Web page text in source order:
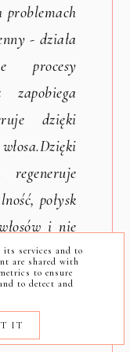
problemach
- działa
procesy
dzięki
Dzięki
regeneruje
połysk
i nie
stosowania:
Henna
w ilości
i włosy.
its services and to
are shared with
to ensure
to detect and
IT